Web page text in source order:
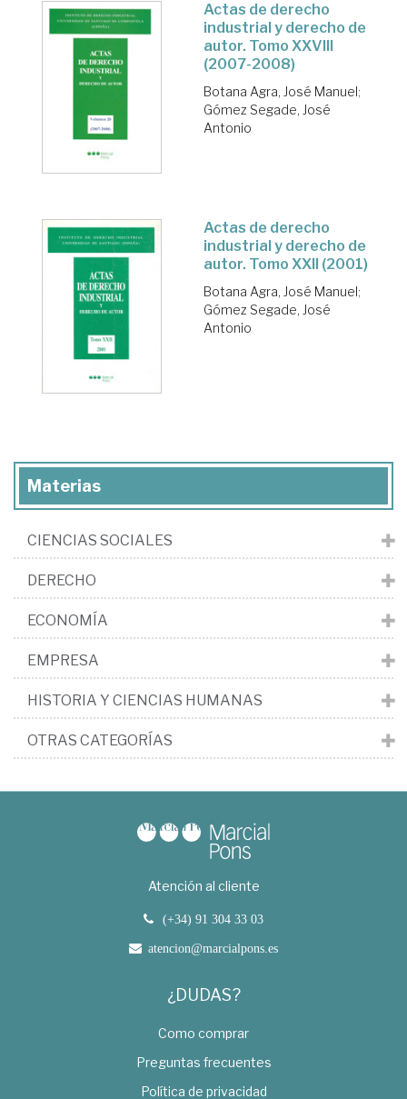
Actas de derecho
industrial y derecho de
autor. Tomo XXVIII
(2007-2008)
Botana Agra, José Manuel;
Gómez Segade, José
Antonio
Actas de derecho
industrial y derecho de
autor. Tomo XXII (2001)
Botana Agra, José Manuel;
Gómez Segade, José
Antonio
Materias
CIENCIAS SOCIALES
DERECHO
ECONOMÍA
EMPRESA
HISTORIA Y CIENCIAS HUMANAS
OTRAS CATEGORÍAS
Atención al cliente
(+34) 91 304 33 03
atencion@marcialpons.es
¿DUDAS?
Como comprar
Preguntas frecuentes
Política de privacidad